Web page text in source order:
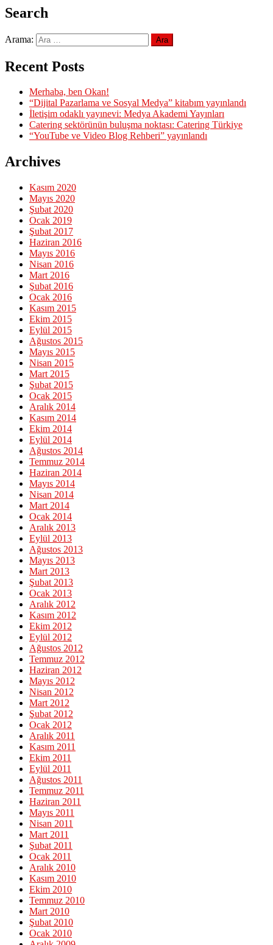
Search
Arama:
Recent Posts
Merhaba, ben Okan!
“Dijital Pazarlama ve Sosyal Medya” kitabım yayınlandı
İletişim odaklı yayınevi: Medya Akademi Yayınları
Catering sektörünün buluşma noktası: Catering Türkiye
“YouTube ve Video Blog Rehberi” yayınlandı
Archives
Kasım 2020
Mayıs 2020
Şubat 2020
Ocak 2019
Şubat 2017
Haziran 2016
Mayıs 2016
Nisan 2016
Mart 2016
Şubat 2016
Ocak 2016
Kasım 2015
Ekim 2015
Eylül 2015
Ağustos 2015
Mayıs 2015
Nisan 2015
Mart 2015
Şubat 2015
Ocak 2015
Aralık 2014
Kasım 2014
Ekim 2014
Eylül 2014
Ağustos 2014
Temmuz 2014
Haziran 2014
Mayıs 2014
Nisan 2014
Mart 2014
Ocak 2014
Aralık 2013
Eylül 2013
Ağustos 2013
Mayıs 2013
Mart 2013
Şubat 2013
Ocak 2013
Aralık 2012
Kasım 2012
Ekim 2012
Eylül 2012
Ağustos 2012
Temmuz 2012
Haziran 2012
Mayıs 2012
Nisan 2012
Mart 2012
Şubat 2012
Ocak 2012
Aralık 2011
Kasım 2011
Ekim 2011
Eylül 2011
Ağustos 2011
Temmuz 2011
Haziran 2011
Mayıs 2011
Nisan 2011
Mart 2011
Şubat 2011
Ocak 2011
Aralık 2010
Kasım 2010
Ekim 2010
Temmuz 2010
Mart 2010
Şubat 2010
Ocak 2010